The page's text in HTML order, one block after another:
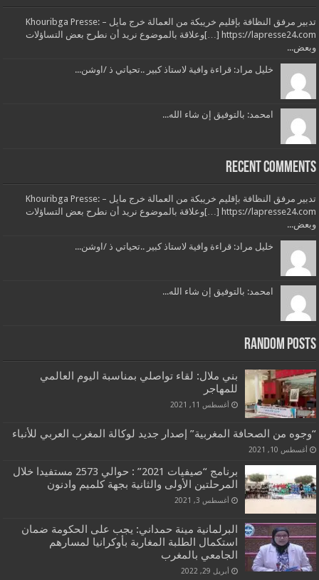
تدبير مرفق النظافة بإقليم خريبكة من العمالة خرج مايل – Khouribga Presse:
[…] https://lapresse24.comوعلاقة بالموضوع نريد أن نطرح بعض التساؤلات
وبعض...
خليل مراد: قراءة وافية لاستاذ كبير ..تحياتي ذ /اوشن...
امحمد: بالتوفيق إن شاء الله...
Recent Comments
تدبير مرفق النظافة بإقليم خريبكة من العمالة خرج مايل – Khouribga Presse:
[…] https://lapresse24.comوعلاقة بالموضوع نريد أن نطرح بعض التساؤلات
وبعض...
خليل مراد: قراءة وافية لاستاذ كبير ..تحياتي ذ /اوشن...
امحمد: بالتوفيق إن شاء الله...
Random Posts
بني ملال: لقاء تواصلي بمناسبة اليوم العالمي
للمهاجر
أغسطس 11, 2021
“وجوه من الصحافة المغربية” إصدار جديد لوكالة المغرب العربي للأنباء
أغسطس 10, 2021
برنامج “صيفيات 2021” : حوالي 2573 مستفيدا خلال
المرحلتين الأولى والثانية بجهة كلميم وادنون
أغسطس 3, 2021
البرلمانية مينة حمداني: يجب على الحكومة ضمان
استكمال الطلبة المغاربة بأوكرانيا لمسارهم
الجامعي بالمغرب
أبريل 29, 2022